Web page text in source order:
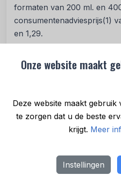
Onze website maakt
Deze website maakt
te zorgen dat u de beste
krijgt. Meer
Instellingen
formaten van 200 ml. en
consumentenadviesprijs(1)
en 1,29.
van HAK-in-PAK nog
groenten- en
samenwerking gezocht met
HAK is van plan om zo snel
zo dichtbij mogelijk en
telen en ook lokaal te